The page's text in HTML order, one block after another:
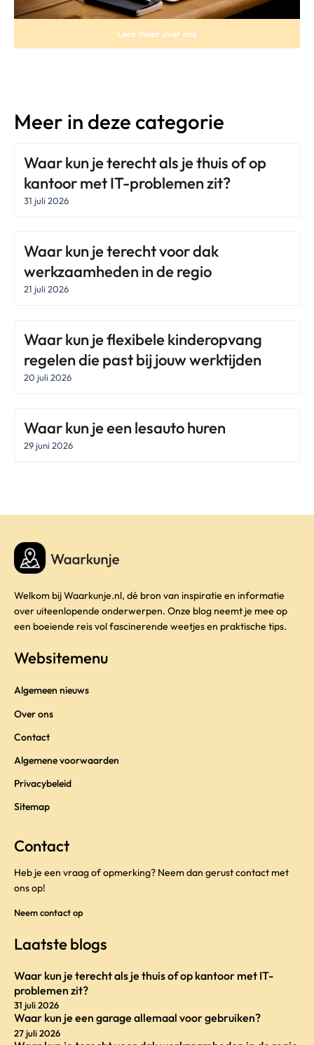
Lees meer over ons
Meer in deze categorie
Waar kun je terecht als je thuis of op
kantoor met IT-problemen zit?
31 juli 2026
Waar kun je terecht voor dak
werkzaamheden in de regio
21 juli 2026
Waar kun je flexibele kinderopvang
regelen die past bij jouw werktijden
20 juli 2026
Waar kun je een lesauto huren
29 juni 2026
Welkom bij Waarkunje.nl, dé bron van inspiratie en informatie
over uiteenlopende onderwerpen. Onze blog neemt je mee op
een boeiende reis vol fascinerende weetjes en praktische tips.
Websitemenu
Algemeen nieuws
Over ons
Contact
Algemene voorwaarden
Privacybeleid
Sitemap
Contact
Heb je een vraag of opmerking? Neem dan gerust contact met
ons op!
Neem contact op
Laatste blogs
Waar kun je terecht als je thuis of op kantoor met IT-
problemen zit?
31 juli 2026
Waar kun je een garage allemaal voor gebruiken?
27 juli 2026